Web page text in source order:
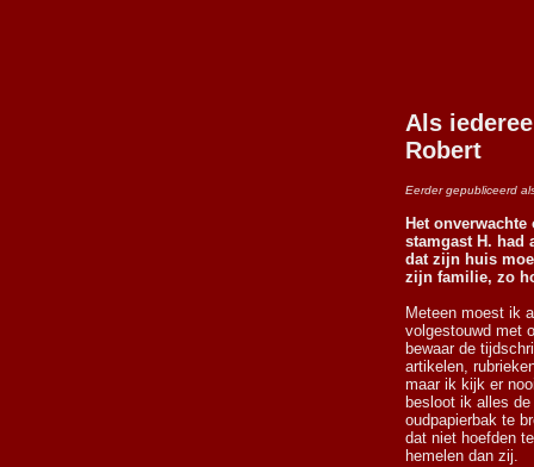
Als
Robert
Eerder gepubliceerd
Het
stamgast H. had
dat zijn huis
zijn familie, zo
Meteen moest ik
volgestouwd met
bewaar de
artikelen,
maar ik kijk er
besloot ik alles
oudpapierbak te
dat niet hoefden
hemelen dan zij.